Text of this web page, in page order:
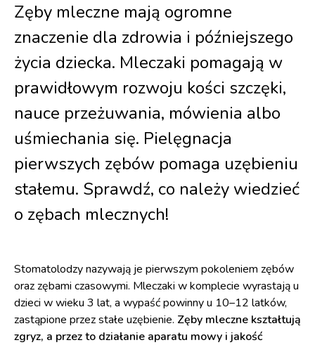
Zęby mleczne mają ogromne
znaczenie dla zdrowia i późniejszego
życia dziecka. Mleczaki pomagają w
prawidłowym rozwoju kości szczęki,
nauce przeżuwania, mówienia albo
uśmiechania się. Pielęgnacja
pierwszych zębów pomaga uzębieniu
stałemu. Sprawdź, co należy wiedzieć
o zębach mlecznych!
Stomatolodzy nazywają je pierwszym pokoleniem zębów
oraz zębami czasowymi. Mleczaki w komplecie wyrastają u
dzieci w wieku 3 lat, a wypaść powinny u 10–12 latków,
zastąpione przez stałe uzębienie. Zęby mleczne kształtują
zgryz, a przez to działanie aparatu mowy i jakość